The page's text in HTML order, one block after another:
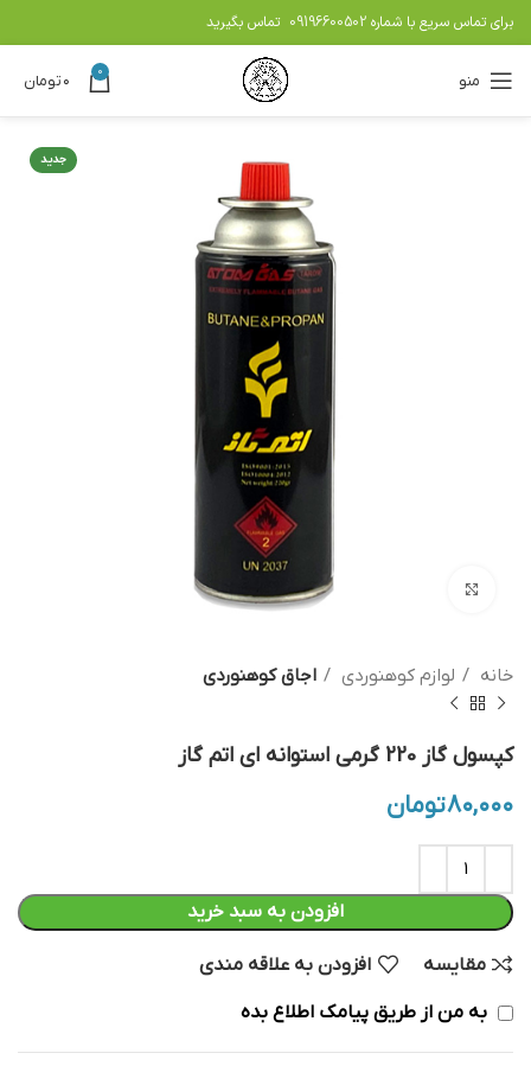
برای تماس سریع با شماره 09196600502 تماس بگیرید
منو 0 ۰تومان
جدید
خانه لوازم کوهنوردی اجاق کوهنوردی
کپسول گاز 220 گرمی استوانه ای اتم گاز
۸۰,۰۰۰تومان
افزودن به سبد خرید
مقایسه افزودن به علاقه مندی
به من از طریق پیامک اطلاع بده